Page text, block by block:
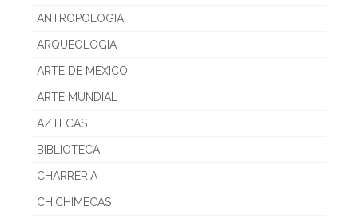
ANTROPOLOGIA
ARQUEOLOGIA
ARTE DE MEXICO
ARTE MUNDIAL
AZTECAS
BIBLIOTECA
CHARRERIA
CHICHIMECAS